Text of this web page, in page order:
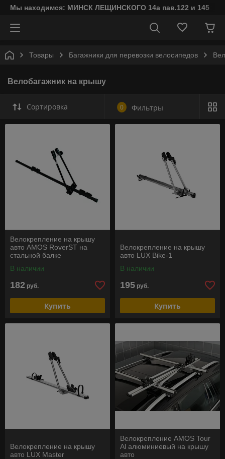
Мы находимся: МИНСК ЛЕЩИНСКОГО 14а пав.122 и 145
Товары Багажники для перевозки велосипедов
Велобагажник на крышу
Сортировка 0 Фильтры
Велокрепление на крышу
авто AMOS RoverST на
стальной балке
В наличии
182 руб.
Купить
Велокрепление на крышу
авто LUX Bike-1
В наличии
195 руб.
Купить
Велокрепление на крышу
авто LUX Master
Велокрепление AMOS Tour
Al алюминиевый на крышу
авто